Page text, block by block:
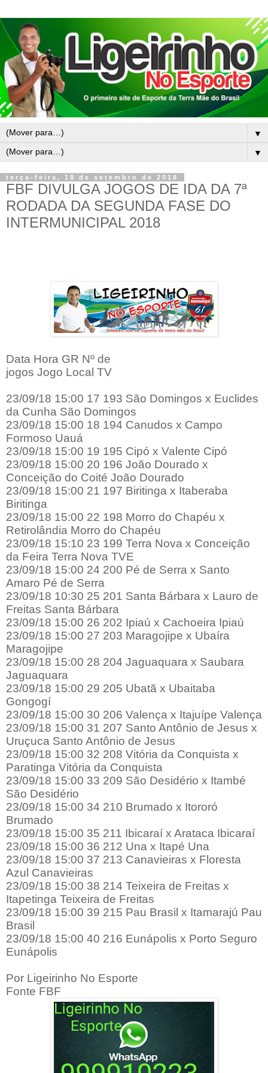
▼
▼
terça-feira, 18 de setembro de 2018
FBF DIVULGA JOGOS DE IDA DA 7ª
RODADA DA SEGUNDA FASE DO
INTERMUNICIPAL 2018
Data Hora GR Nº de
jogos Jogo Local TV
23/09/18 15:00 17 193 São Domingos x Euclides
da Cunha São Domingos
23/09/18 15:00 18 194 Canudos x Campo
Formoso Uauá
23/09/18 15:00 19 195 Cipó x Valente Cipó
23/09/18 15:00 20 196 João Dourado x
Conceição do Coité João Dourado
23/09/18 15:00 21 197 Biritinga x Itaberaba
Biritinga
23/09/18 15:00 22 198 Morro do Chapéu x
Retirolândia Morro do Chapéu
23/09/18 15:10 23 199 Terra Nova x Conceição
da Feira Terra Nova TVE
23/09/18 15:00 24 200 Pé de Serra x Santo
Amaro Pé de Serra
23/09/18 10:30 25 201 Santa Bárbara x Lauro de
Freitas Santa Bárbara
23/09/18 15:00 26 202 Ipiaú x Cachoeira Ipiaú
23/09/18 15:00 27 203 Maragojipe x Ubaíra
Maragojipe
23/09/18 15:00 28 204 Jaguaquara x Saubara
Jaguaquara
23/09/18 15:00 29 205 Ubatã x Ubaitaba
Gongogí
23/09/18 15:00 30 206 Valença x Itajuípe Valença
23/09/18 15:00 31 207 Santo Antônio de Jesus x
Uruçuca Santo Antônio de Jesus
23/09/18 15:00 32 208 Vitória da Conquista x
Paratinga Vitória da Conquista
23/09/18 15:00 33 209 São Desidério x Itambé
São Desidério
23/09/18 15:00 34 210 Brumado x Itororó
Brumado
23/09/18 15:00 35 211 Ibicaraí x Arataca Ibicaraí
23/09/18 15:00 36 212 Una x Itapé Una
23/09/18 15:00 37 213 Canavieiras x Floresta
Azul Canavieiras
23/09/18 15:00 38 214 Teixeira de Freitas x
Itapetinga Teixeira de Freitas
23/09/18 15:00 39 215 Pau Brasil x Itamarajú Pau
Brasil
23/09/18 15:00 40 216 Eunápolis x Porto Seguro
Eunápolis
Por Ligeirinho No Esporte
Fonte FBF